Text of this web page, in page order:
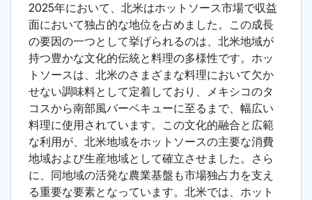
2025年において、北米はホットソース市場で収益
面において独占的な地位を占めました。この成長
の要因の一つとして挙げられるのは、北米地域が
持つ豊かな文化的伝統と料理の多様性です。ホッ
トソースは、北米のさまざまな料理において欠か
せない調味料として定着しており、メキシコのタ
コスから南部風バーベキューに至るまで、幅広い
料理に使用されています。この文化的融合と広範
な利用が、北米地域をホットソースの主要な消費
地域および生産地域として確立させました。さら
に、同地域の活発な農業基盤も市場独占力を支え
る重要な要素となっています。北米では、ホット